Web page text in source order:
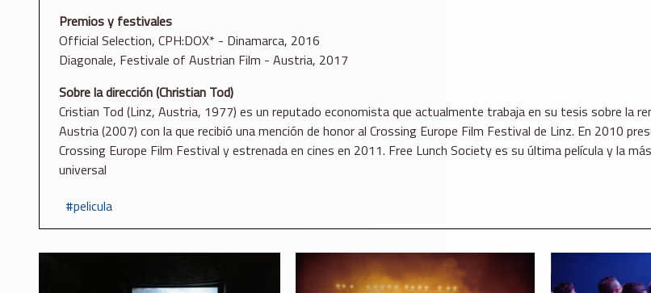
Premios y festivales
Official Selection, CPH:DOX* - Dinamarca, 2016
Diagonale, Festivale of Austrian Film - Austria, 2017
Sobre la dirección (Christian Tod)
Cristian Tod (Linz, Austria, 1977) es un reputado economista que actualmente trabaja en su tesis sobre la
Austria (2007) con la que recibió una mención de honor al Crossing Europe Film Festival de Linz. En 2010
Crossing Europe Film Festival y estrenada en cines en 2011. Free Lunch Society es su última película y la
universal
pelicula